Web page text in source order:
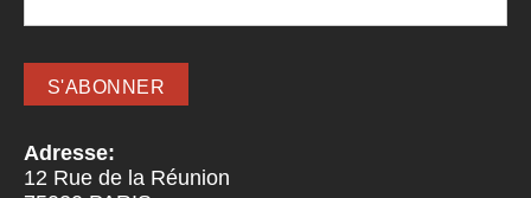
Adresse:
12 Rue de la Réunion